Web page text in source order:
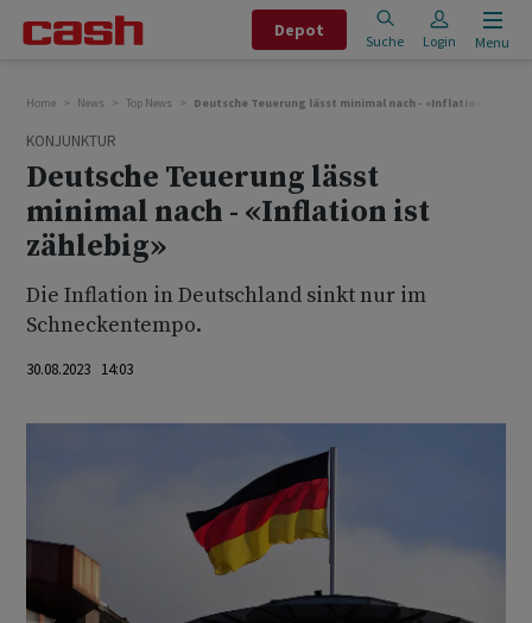
Depot
Suche Login Menu
Home News Top News Deutsche Teuerung lässt minimal nach - «Inflation ist
KONJUNKTUR
Deutsche Teuerung lässt
minimal nach - «Inflation ist
zählebig»
Die Inflation in Deutschland sinkt nur im
Schneckentempo.
30.08.2023 14:03